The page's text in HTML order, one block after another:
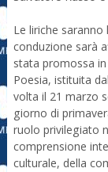
Le liriche
conduzione sarà
stata promossa
Poesia, istituita
volta il 21 marzo
giorno di
ruolo privilegiato
comprensione
culturale, della